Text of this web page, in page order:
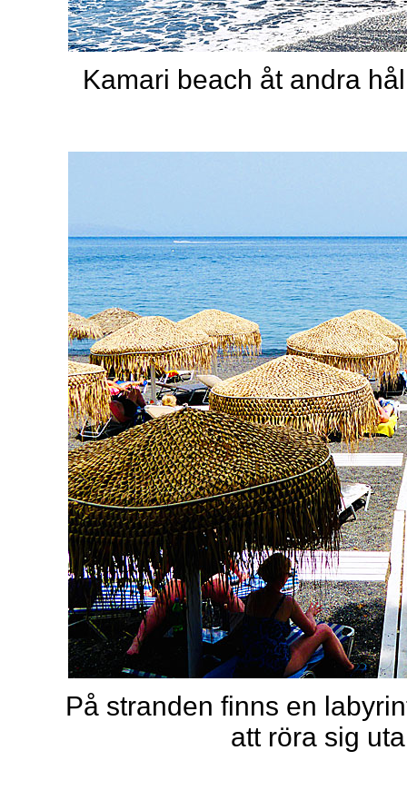
Kamari beach åt andra
På stranden finns en
att röra sig